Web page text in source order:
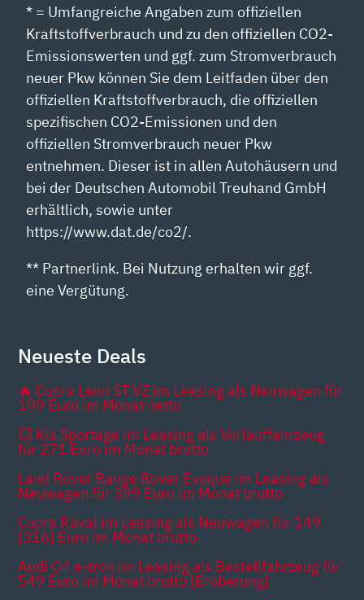
* = Umfangreiche Angaben zum offiziellen
Kraftstoffverbrauch und zu den offiziellen CO2-
Emissionswerten und ggf. zum Stromverbrauch
neuer Pkw können Sie dem Leitfaden über den
offiziellen Kraftstoffverbrauch, die offiziellen
spezifischen CO2-Emissionen und den
offiziellen Stromverbrauch neuer Pkw
entnehmen. Dieser ist in allen Autohäusern und
bei der Deutschen Automobil Treuhand GmbH
erhältlich, sowie unter
https://www.dat.de/co2/.
** Partnerlink. Bei Nutzung erhalten wir ggf.
eine Vergütung.
Neueste Deals
🔥 Cupra Leon ST VZ im Leasing als Neuwagen für
199 Euro im Monat netto
💥 Kia Sportage im Leasing als Vorlauffahrzeug
für 271 Euro im Monat brutto
Land Rover Range Rover Evoque im Leasing als
Neuwagen für 399 Euro im Monat brutto
Cupra Raval im Leasing als Neuwagen für 149
[316] Euro im Monat brutto
Audi Q4 e-tron im Leasing als Bestellfahrzeug für
549 Euro im Monat brutto [Eroberung]